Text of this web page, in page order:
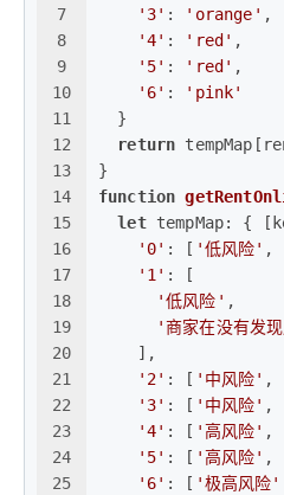
7
8
9
10
11
12
13
14
15
16
17
18
19
20
21
22
23
24
25
'3' : 'orange' ,
'4' : 'red' ,
'5' : 'red' ,
'6' :
'pink'
  }
return
}
function
let tempMap: { [
'0' : [ '低风险' ,
'1' : [
'低风险' ,
'商家在没有发
    ],
'2' : [ '中风险' ,
'3' : [ '中风险' ,
'4' : [ '高风险' ,
'5' : [ '高风险' ,
'6' : [ '极高风险'